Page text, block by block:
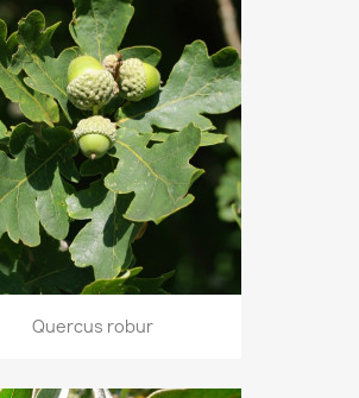
Quercus robur